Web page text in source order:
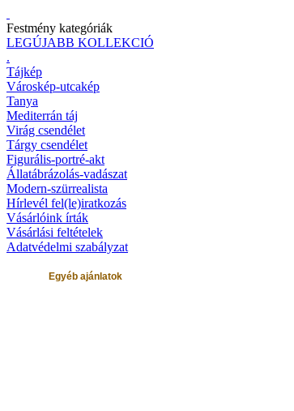
Festmény kategóriák
LEGÚJABB KOLLEKCIÓ
.
Tájkép
Városkép-utcakép
Tanya
Mediterrán táj
Virág csendélet
Tárgy csendélet
Figurális-portré-akt
Állatábrázolás-vadászat
Modern-szürrealista
Hírlevél fel(le)iratkozás
Vásárlóink írták
Vásárlási feltételek
Adatvédelmi szabályzat
Egyéb ajánlatok